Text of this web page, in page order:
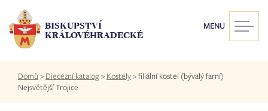
hlavnímu
obsahu
BISKUPSTVÍ
KRÁLOVÉHRADECKÉ
MENU
Drobečková
navigace
Domů > Diecézní katalog> Kostely>filiální kostel (bývalý farní)
Nejsvětější Trojice